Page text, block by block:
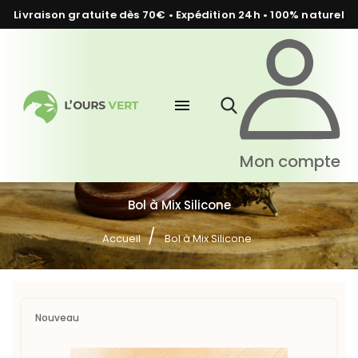
Livraison gratuite dès 70€ • Expédition 24h • 100% naturel
menu
Mon compte
Bol à Mix Silicone
Accueil Bol à Mix Silicone
Nouveau